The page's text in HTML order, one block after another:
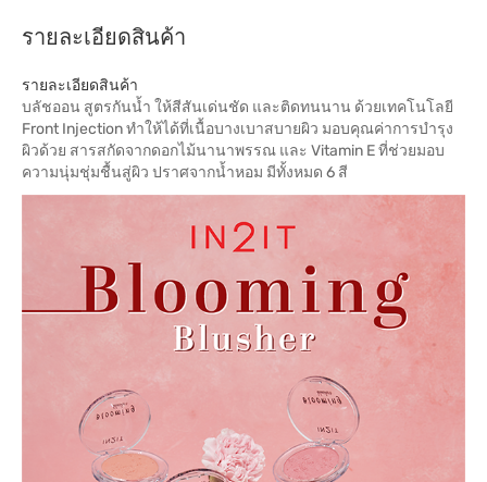
รายละเอียดสินค้า
รายละเอียดสินค้า
บลัชออน สูตรกันน้ำ ให้สีสันเด่นชัด และติดทนนาน ด้วยเทคโนโลยี
Front Injection ทำให้ได้ที่เนื้อบางเบาสบายผิว มอบคุณค่าการบำรุง
ผิวด้วย สารสกัดจากดอกไม้นานาพรรณ และ Vitamin E ที่ช่วยมอบ
ความนุ่มชุ่มชื้นสู่ผิว ปราศจากน้ำหอม มีทั้งหมด 6 สี